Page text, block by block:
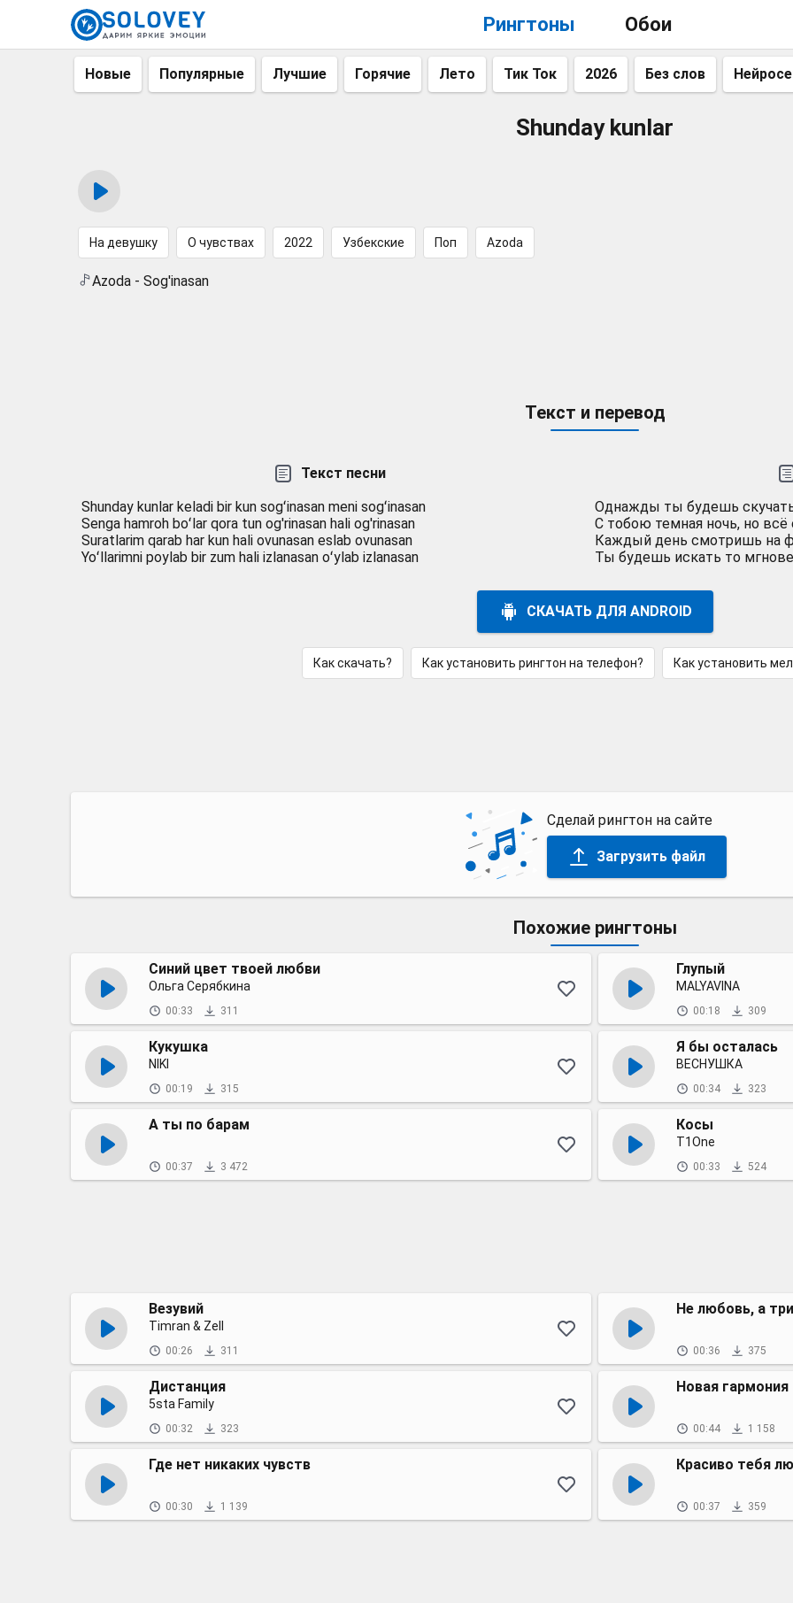
Рингтоны Обои
Новые Популярные Лучшие Горячие Лето Тик Ток 2026 Без слов
Shunday kunlar
На девушку О чувствах 2022 Узбекские Поп Azoda
Azoda - Sog'inasan
Текст и перевод
Текст песни
Shunday kunlar keladi bir kun sogʻinasan meni sogʻinasan
Senga hamroh boʻlar qora tun og'rinasan hali og'rinasan
Suratlarim qarab har kun hali ovunasan eslab ovunasan
Yoʻllarimni poylab bir zum hali izlanasan oʻylab izlanasan
Однажды ты будешь
С тобою темная ночь, но всё
Каждый день смотришь на
Ты будешь искать то
СКАЧАТЬ ДЛЯ ANDROID
Как скачать? Как установить рингтон на телефон? Как установить
Сделай рингтон на сайте
Загрузить файл
Похожие рингтоны
Синий цвет твоей любви
Ольга Серябкина
00:33 311
Глупый
MALYAVINA
00:18 309
Кукушка
NIKI
00:19 315
Я бы осталась
ВЕСНУШКА
00:34 323
А ты по барам
00:37 3 472
Косы
T1One
00:33 524
Везувий
Timran & Zell
00:26 311
Не любовь, а
00:36 375
Дистанция
5sta Family
00:32 323
Новая гармония
00:44 1 158
Где нет никаких чувств
00:30 1 139
Красиво тебя
00:37 359